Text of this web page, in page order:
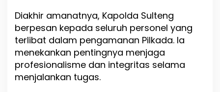
Diakhir amanatnya, Kapolda Sulteng
berpesan kepada seluruh personel yang
terlibat dalam pengamanan Pilkada. Ia
menekankan pentingnya menjaga
profesionalisme dan integritas selama
menjalankan tugas.